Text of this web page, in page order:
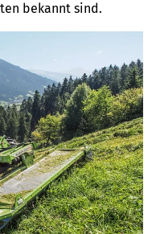
bekannt sind.